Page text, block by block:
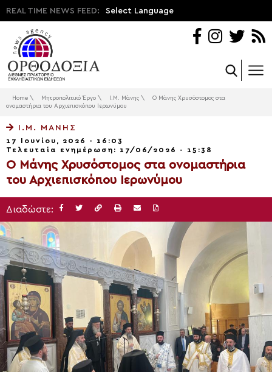
REAL TIME NEWS FEED: Select Language
Home \ Μητροπολιτικό Έργο \ Ι.Μ. Μάνης \
Ο Μάνης Χρυσόστομος στα
ονομαστήρια του Αρχιεπισκόπου Ιερωνύμου
Ι.Μ. ΜΆΝΗΣ
17 Ιουνίου, 2026 - 16:03
Τελευταία ενημέρωση: 17/06/2026 - 15:38
Ο Μάνης Χρυσόστομος στα ονομαστήρια
του Αρχιεπισκόπου Ιερωνύμου
Διαδώστε: